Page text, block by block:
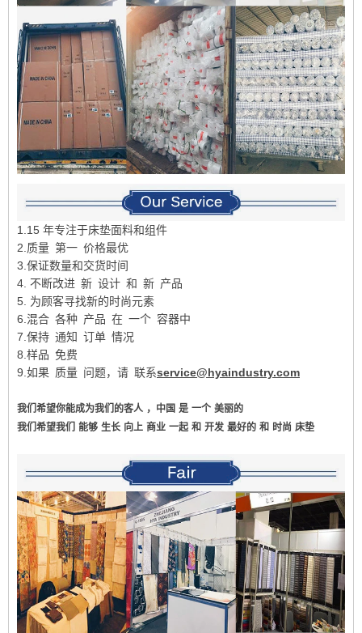
1.15 年专注于床垫面料和组件
2.质量 第一 价格最优
3.保证数量和交货时间
4. 不断改进 新 设计 和 新 产品
5. 为顾客寻找新的时尚元素
6.混合 各种 产品 在 一个 容器中
7.保持 通知 订单 情况
8.样品 免费
9.如果 质量 问题，请 联系service@hyaindustry.com
我们希望你能成为我们的客人 ，中国 是 一个 美丽的
我们希望我们 能够 生长 向上 商业 一起 和 开发 最好的 和 时尚 床垫